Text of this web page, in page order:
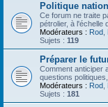
Politique
Ce forum ne traite
pétrolier, à l'échelle
Modérateurs : Rod
Sujets : 119
Préparer le
Comment anticiper
questions
Modérateurs : Rod
Sujets : 181